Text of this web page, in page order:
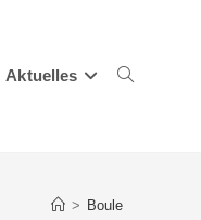
Aktuelles Website-
> Boule